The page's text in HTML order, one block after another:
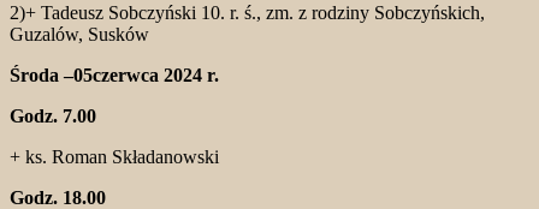
2)+ Tadeusz Sobczyński 10. r. ś., zm. z rodziny Sobczyńskich,
Guzalów, Susków
Środa –05czerwca 2024 r.
Godz. 7.00
+ ks. Roman Składanowski
Godz. 18.00